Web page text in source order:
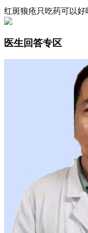
红斑狼疮只吃药可以好
医生回答专区